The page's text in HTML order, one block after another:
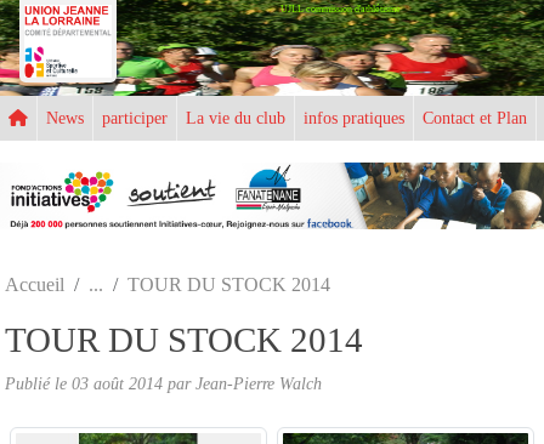
UJLL commission d'athlétisme
News participer La vie du club infos pratiques Contact et Plan
Accueil TOUR DU STOCK 2014
TOUR DU STOCK 2014
Publié le 03 août 2014 parJean-Pierre Walch
Panneau de gestion des cookies